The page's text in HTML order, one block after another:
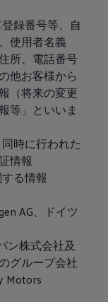
録番号等、自
使用者名義
所、電話番号
他お客様から
（将来の変更
等」といいま
時に行われた
情報
る情報
AG、ドイツ
ン株式会社及
グループ会社
Motors